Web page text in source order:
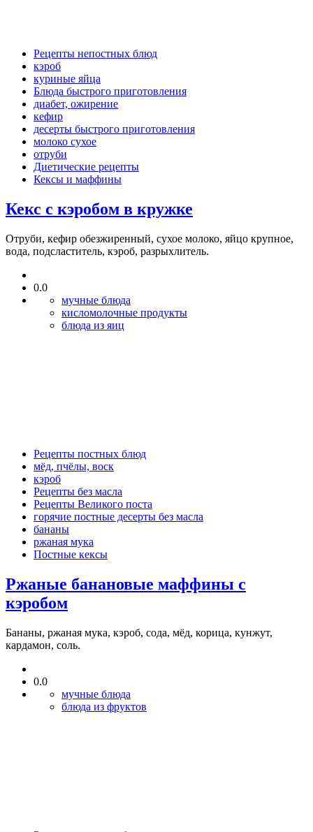
Рецепты непостных блюд
кэроб
куриные яйца
Блюда быстрого приготовления
диабет, ожирение
кефир
десерты быстрого приготовления
молоко сухое
отруби
Диетические рецепты
Кексы и маффины
Кекс с кэробом в кружке
Отруби, кефир обезжиренный, сухое молоко, яйцо крупное,
вода, подсластитель, кэроб, разрыхлитель.
0.0
мучные блюда
кисломолочные продукты
блюда из яиц
Рецепты постных блюд
мёд, пчёлы, воск
кэроб
Рецепты без масла
Рецепты Великого поста
горячие постные десерты без масла
бананы
ржаная мука
Постные кексы
Ржаные банановые маффины с
кэробом
Бананы, ржаная мука, кэроб, сода, мёд, корица, кунжут,
кардамон, соль.
0.0
мучные блюда
блюда из фруктов